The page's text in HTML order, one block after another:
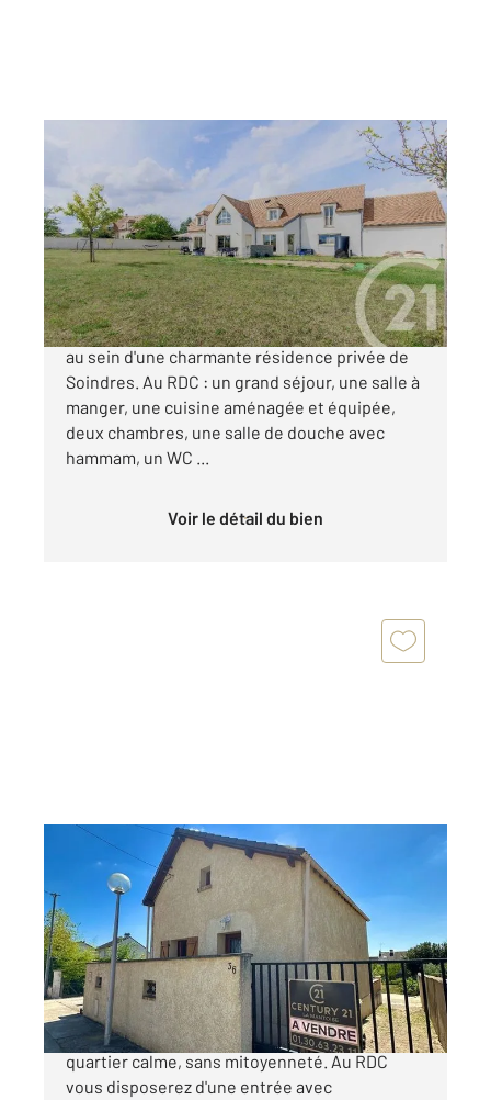
, 10 pièces
Ref : 5585
Maison à vendre
819 000 €
Villa d'exception idéalement située au calme,
au sein d'une charmante résidence privée de
Soindres. Au RDC : un grand séjour, une salle à
manger, une cuisine aménagée et équipée,
deux chambres, une salle de douche avec
hammam, un WC ...
Voir le détail du bien
LIMAY 78
, 3 pièces
Ref : 5362
Maison à vendre
210 000 €
Charmante maison située à Limay, dans un
quartier calme, sans mitoyenneté. Au RDC
vous disposerez d'une entrée avec